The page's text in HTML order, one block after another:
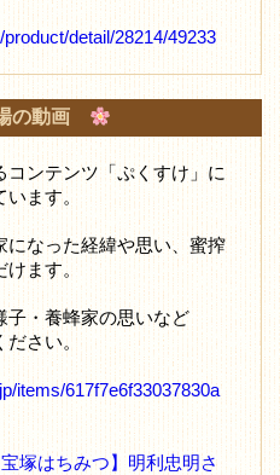
detail/28214/49233
の動画
ンテンツ「ぷくすけ」に
います。
になった経緯や思い、蜜搾
けます。
・養蜂家の思いなど
ださい。
items/617f7e6f33037830a
塚はちみつ】明利忠明さ